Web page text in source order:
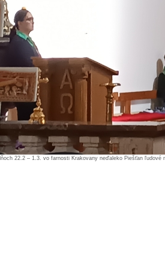
22.2 – 1.3. vo farnosti Krakovany neďaleko Piešťan ľudové